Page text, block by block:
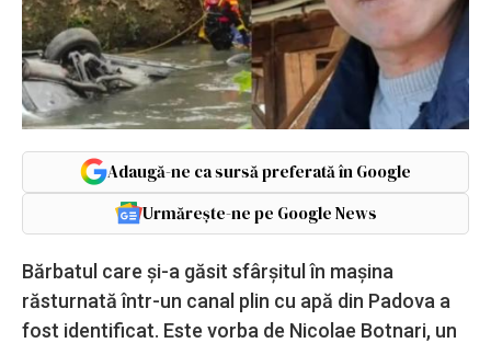
Adaugă-ne ca sursă preferată în Google
Urmărește-ne pe Google News
Bărbatul care și-a găsit sfârșitul în mașina
răsturnată într-un canal plin cu apă din Padova a
fost identificat. Este vorba de Nicolae Botnari, un